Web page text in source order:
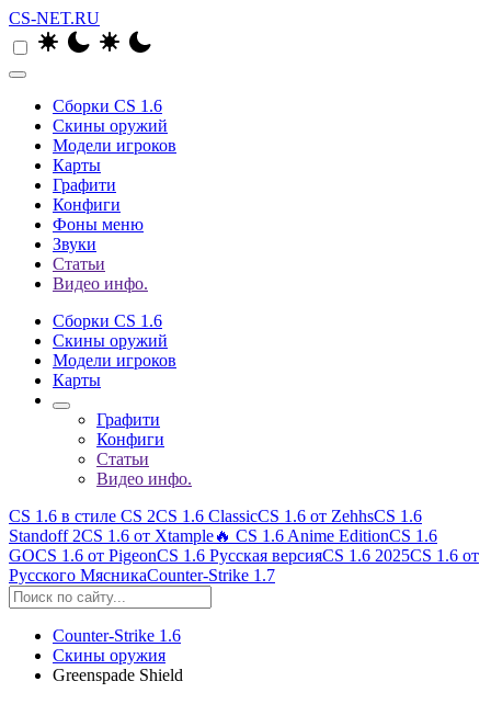
CS-NET.RU
Сборки CS 1.6
Скины оружий
Модели игроков
Карты
Графити
Конфиги
Фоны меню
Звуки
Статьи
Видео инфо.
Сборки CS 1.6
Скины оружий
Модели игроков
Карты
Графити
Конфиги
Статьи
Видео инфо.
CS 1.6 в стиле CS 2CS 1.6 ClassicCS 1.6 от ZehhsCS 1.6
Standoff 2CS 1.6 от Xtample🔥 CS 1.6 Anime EditionCS 1.6
GOCS 1.6 от PigeonCS 1.6 Русская версияCS 1.6 2025CS 1.6 от
Русского МясникаCounter-Strike 1.7
Counter-Strike 1.6
Скины оружия
Greenspade Shield